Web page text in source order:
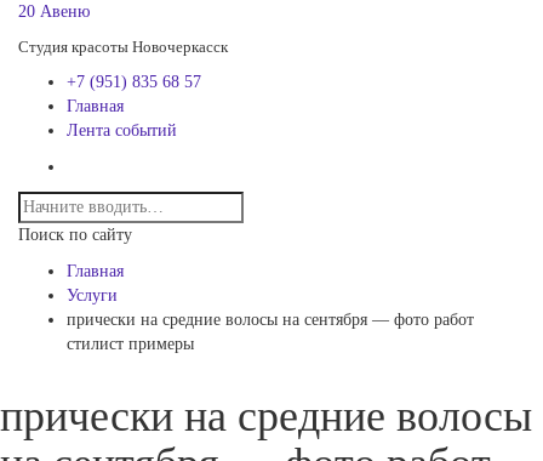
20 Авеню
Студия красоты Новочеркасск
+7 (951) 835 68 57
Главная
Лента событий
Поиск по сайту
Главная
Услуги
прически на средние волосы на сентября — фото работ
стилист примеры
прически на средние волосы